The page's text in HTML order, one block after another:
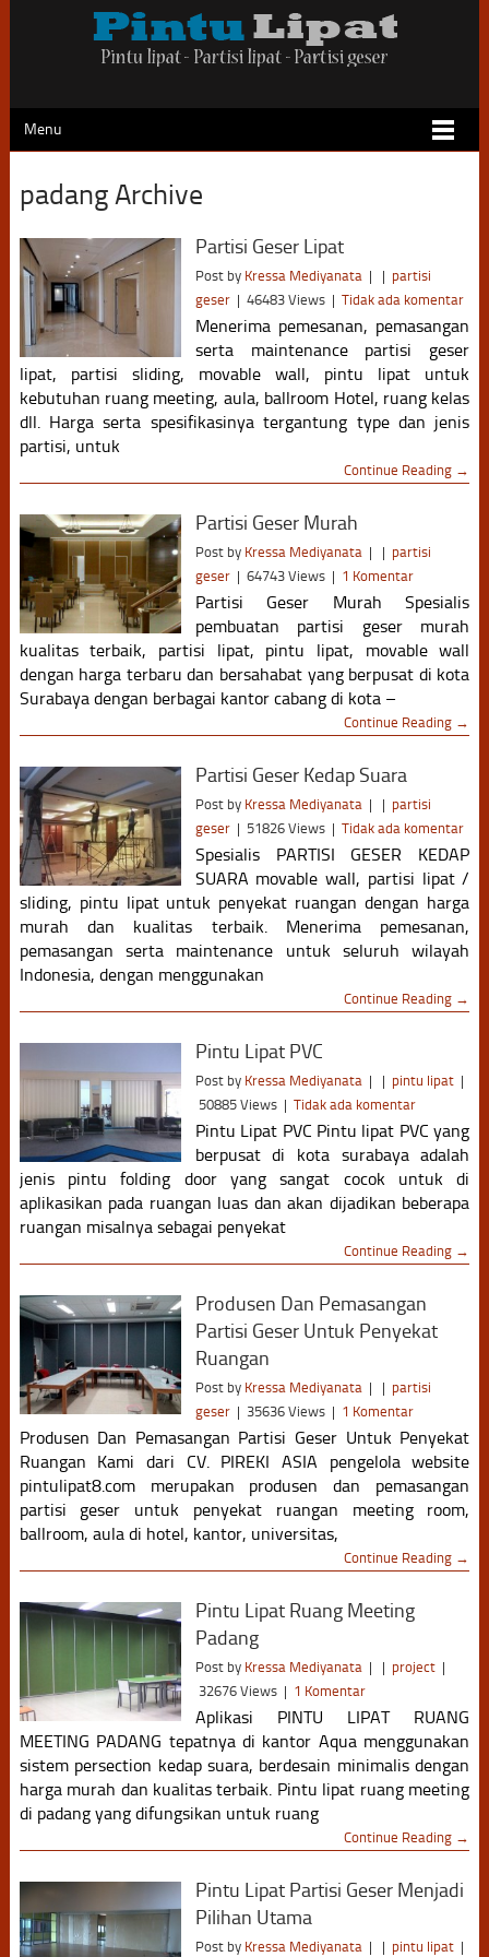
Menu
padang Archive
Partisi Geser Lipat
Post by Kressa Mediyanata | | partisi
geser | 46483 Views | Tidak ada komentar
Menerima pemesanan, pemasangan
serta maintenance partisi geser
lipat, partisi sliding, movable wall, pintu lipat untuk
kebutuhan ruang meeting, aula, ballroom Hotel, ruang kelas
dll. Harga serta spesifikasinya tergantung type dan jenis
partisi, untuk
Continue Reading →
Partisi Geser Murah
Post by Kressa Mediyanata | | partisi
geser | 64743 Views | 1 Komentar
Partisi Geser Murah Spesialis
pembuatan partisi geser murah
kualitas terbaik, partisi lipat, pintu lipat, movable wall
dengan harga terbaru dan bersahabat yang berpusat di kota
Surabaya dengan berbagai kantor cabang di kota –
Continue Reading →
Partisi Geser Kedap Suara
Post by Kressa Mediyanata | | partisi
geser | 51826 Views | Tidak ada komentar
Spesialis PARTISI GESER KEDAP
SUARA movable wall, partisi lipat /
sliding, pintu lipat untuk penyekat ruangan dengan harga
murah dan kualitas terbaik. Menerima pemesanan,
pemasangan serta maintenance untuk seluruh wilayah
Indonesia, dengan menggunakan
Continue Reading →
Pintu Lipat PVC
Post by Kressa Mediyanata | | pintu lipat |
50885 Views | Tidak ada komentar
Pintu Lipat PVC Pintu lipat PVC yang
berpusat di kota surabaya adalah
jenis pintu folding door yang sangat cocok untuk di
aplikasikan pada ruangan luas dan akan dijadikan beberapa
ruangan misalnya sebagai penyekat
Continue Reading →
Produsen Dan Pemasangan
Partisi Geser Untuk Penyekat
Ruangan
Post by Kressa Mediyanata | | partisi
geser | 35636 Views | 1 Komentar
Produsen Dan Pemasangan Partisi Geser Untuk Penyekat
Ruangan Kami dari CV. PIREKI ASIA pengelola website
pintulipat8.com merupakan produsen dan pemasangan
partisi geser untuk penyekat ruangan meeting room,
ballroom, aula di hotel, kantor, universitas,
Continue Reading →
Pintu Lipat Ruang Meeting
Padang
Post by Kressa Mediyanata | | project |
32676 Views | 1 Komentar
Aplikasi PINTU LIPAT RUANG
MEETING PADANG tepatnya di kantor Aqua menggunakan
sistem persection kedap suara, berdesain minimalis dengan
harga murah dan kualitas terbaik. Pintu lipat ruang meeting
di padang yang difungsikan untuk ruang
Continue Reading →
Pintu Lipat Partisi Geser Menjadi
Pilihan Utama
Post by Kressa Mediyanata | | pintu lipat |